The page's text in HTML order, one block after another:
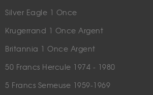
Silver Eagle 1 Once
Krugerrand 1 Once Argent
Britannia 1 Once Argent
50 Francs Hercule 1974 - 1980
5 Francs Semeuse 1959-1969